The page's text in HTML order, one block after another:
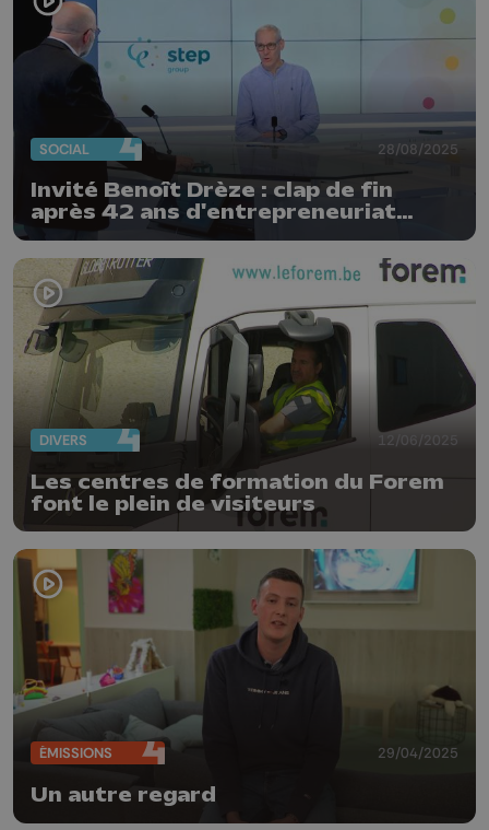
SOCIAL 28/08/2025
Invité Benoît Drèze : clap de fin
après 42 ans d'entrepreneuriat
DIVERS 12/06/2025
Les centres de formation du Forem
font le plein de visiteurs
ÉMISSIONS 29/04/2025
Un autre regard